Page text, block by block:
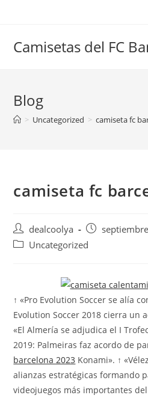
Camisetas del FC
Blog
> Uncategorized > camiseta fc
camiseta fc
Autor
de
dealcoolya
Publicación
de
Categoría
Uncategorized
↑ «Pro Evolution Soccer se alía
Evolution Soccer 2018 cierra un
«El Almería se adjudica el I
2019: Palmeiras faz acordo de
barcelona 2023 Konami». ↑
alianzas estratégicas formando
videojuegos más importantes